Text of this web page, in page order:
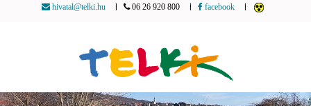
hivatal@telki.hu 06 26 920 800 facebook